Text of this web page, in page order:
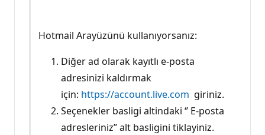
Hotmail Arayüzünü kullanıyorsanız:
Diğer ad olarak kayıtlı e-posta
adresinizi kaldırmak
için: https://account.live.com giriniz.
Seçenekler basligi altindaki ‘’ E-posta
adresleriniz” alt basligini tiklayiniz.